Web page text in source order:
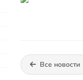
Все новости